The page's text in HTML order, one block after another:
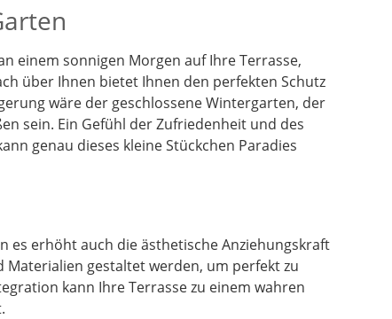
einem sonnigen Morgen auf Ihre Terrasse,
über Ihnen bietet Ihnen den perfekten Schutz
wäre der geschlossene Wintergarten, der
sein. Ein Gefühl der Zufriedenheit und des
genau dieses kleine Stückchen Paradies
es erhöht auch die ästhetische Anziehungskraft
gestaltet werden, um perfekt zu
kann Ihre Terrasse zu einem wahren